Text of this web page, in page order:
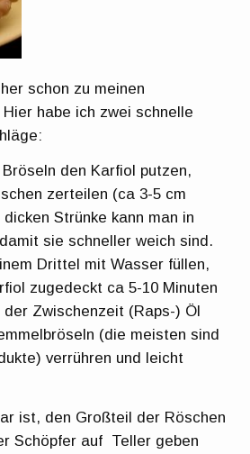
schon zu meinen
habe ich zwei schnelle
den Karfiol putzen,
zerteilen (ca 3-5 cm
Strünke kann man in
sie schneller weich sind.
Drittel mit Wasser füllen,
zugedeckt ca 5-10 Minuten
Zwischenzeit (Raps-) Öl
(die meisten sind
verrühren und leicht
ist, den Großteil der Röschen
Schöpfer auf Teller geben